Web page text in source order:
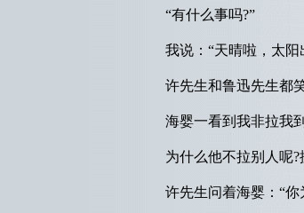
“有什么事吗?”
我说：“天晴啦，太阳
许先生和鲁迅先生都笑
海婴一看到我非拉我到
为什么他不拉别人呢?据
许先生问着海婴：“你